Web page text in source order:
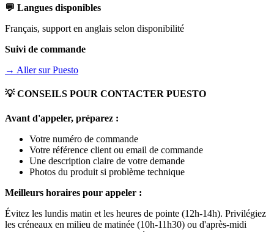
💬 Langues disponibles
Français, support en anglais selon disponibilité
Suivi de commande
→ Aller surPuesto
💡 CONSEILS POUR CONTACTER PUESTO
Avant d'appeler, préparez :
Votre numéro de commande
Votre référence client ou email de commande
Une description claire de votre demande
Photos du produit si problème technique
Meilleurs horaires pour appeler :
Évitez les lundis matin et les heures de pointe (12h-14h). Privilégiez
les créneaux en milieu de matinée (10h-11h30) ou d'après-midi